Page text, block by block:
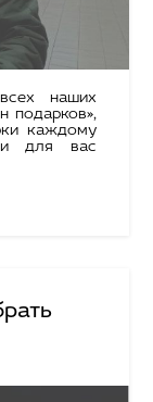
наших
подарков»,
каждому
для вас